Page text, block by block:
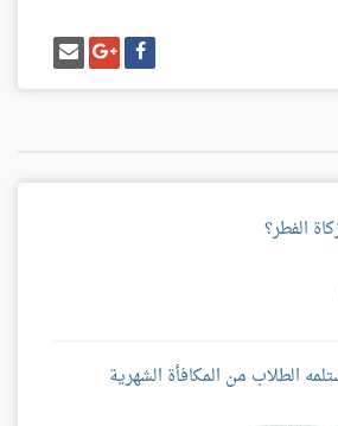
شارك
على
فيسبوك
شارك
على
غوغل
بلس
إرسل
إيميل
الفطر؟
الطلاب من المكافأة الشهرية